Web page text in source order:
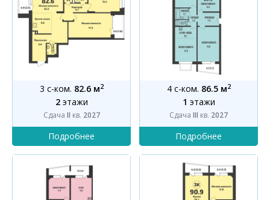
3 с-ком. 82.6 м2
2этажи
Сдача II кв. 2027
4 с-ком. 86.5 м2
1 этажи
Сдача III кв. 2027